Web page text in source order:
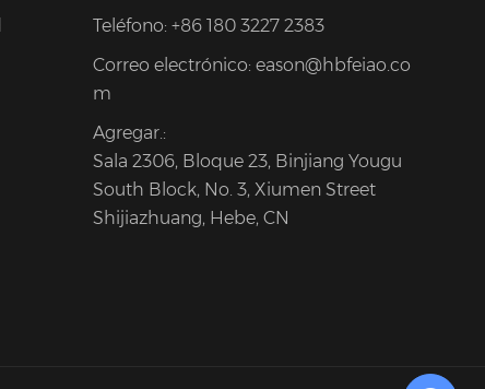
Teléfono: +86 180 3227 2383
Correo electrónico: eason@hbfeiao.co
m
Agregar.:
Sala 2306, Bloque 23, Binjiang Yougu
South Block, No. 3, Xiumen Street
Shijiazhuang, Hebe, CN